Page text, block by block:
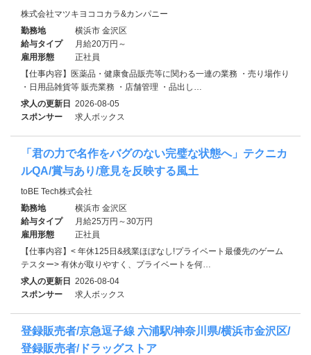
株式会社マツキヨココカラ&カンパニー
勤務地
横浜市 金沢区
給与タイプ
月給20万円～
雇用形態
正社員
【仕事内容】医薬品・健康食品販売等に関わる一連の業務 ・売り場作り
・日用品雑貨等 販売業務 ・店舗管理 ・品出し…
求人の更新日 2026-08-05
スポンサー
求人ボックス
「君の力で名作をバグのない完璧な状態へ」テクニカ
ルQA/賞与あり/意見を反映する風土
toBE Tech株式会社
勤務地
横浜市 金沢区
給与タイプ
月給25万円～30万円
雇用形態
正社員
【仕事内容】< 年休125日&残業ほぼなし!プライベート最優先のゲーム
テスター> 有休が取りやすく、プライベートを何…
求人の更新日 2026-08-04
スポンサー
求人ボックス
登録販売者/京急逗子線 六浦駅/神奈川県/横浜市金沢区/
登録販売者/ドラッグストア